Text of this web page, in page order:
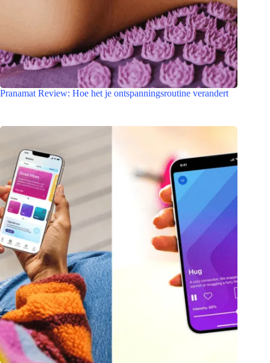
Pranamat Review: Hoe het je ontspanningsroutine verandert